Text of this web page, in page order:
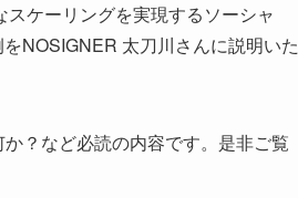
スケーリングを実現するソーシャ
NOSIGNER 太刀川さんに説明いた
？など必読の内容です。是非ご覧